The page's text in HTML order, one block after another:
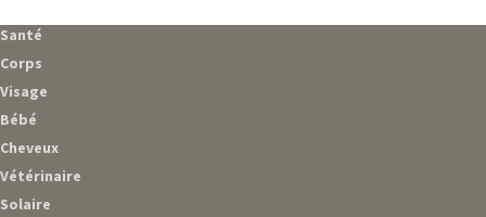
Santé
Corps
Visage
Bébé
Cheveux
Vétérinaire
Solaire